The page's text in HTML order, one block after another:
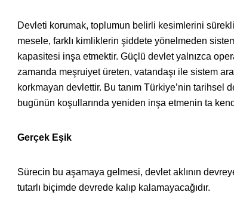
Devleti korumak, toplumun belirli kesimlerini sürekli
mesele, farklı kimliklerin şiddete yönelmeden
kapasitesi inşa etmektir. Güçlü devlet yalnızca
zamanda meşruiyet üreten, vatandaşı ile sistem
korkmayan devlettir. Bu tanım Türkiye’nin
bugünün koşullarında yeniden inşa etmenin ta
Gerçek Eşik
Sürecin bu aşamaya gelmesi, devlet aklının
tutarlı biçimde devrede kalıp kalamayacağıdır.